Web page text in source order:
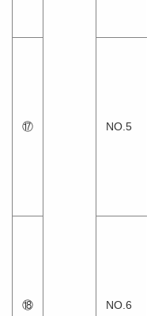
⑰ NO.5
⑱ NO.6